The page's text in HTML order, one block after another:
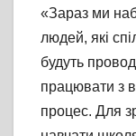
«Зараз ми
людей, які
будуть
працювати з
процес. Для